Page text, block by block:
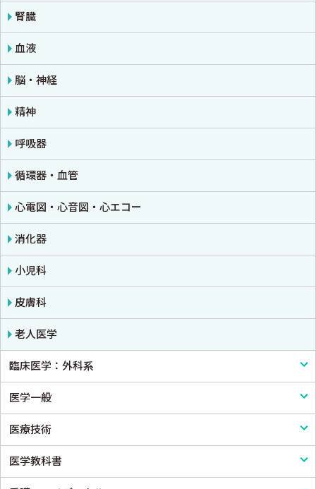
癌・腫瘍一般・緩和医療
栄養・食事療法・輸液・輸血
薬物療法
東洋医学・漢方医学
腎臓
血液
脳・神経
精神
呼吸器
循環器・血管
心電図・心音図・心エコー
消化器
小児科
皮膚科
老人医学
臨床医学：外科系
外科学一般
脳神経外科
心臓・血管外科
医学一般
医学一般・医学概論
医療制度
医療技術
リハビリテーション技術
医学教科書